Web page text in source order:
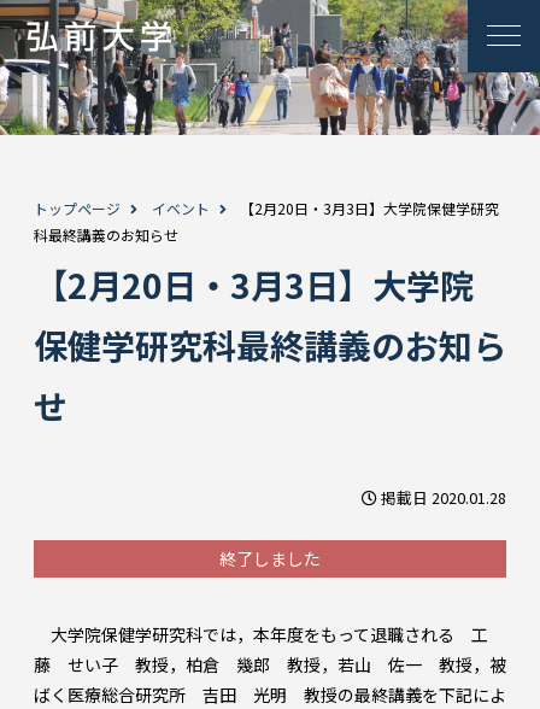
トップページ イベント
【2月20日・3月3日】大学院保健学研究
科最終講義のお知らせ
【2月20日・3月3日】大学院
保健学研究科最終講義のお知ら
せ
掲載日 2020.01.28
終了しました
大学院保健学研究科では，本年度をもって退職される 工
藤 せい子 教授，柏倉 幾郎 教授，若山 佐一 教授，被
ばく医療総合研究所 吉田 光明 教授の最終講義を下記によ